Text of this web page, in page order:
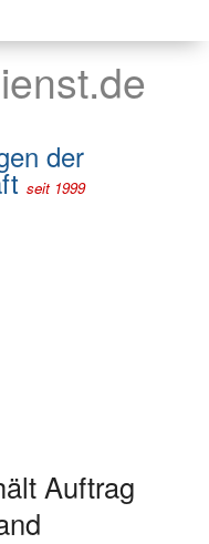
der
seit 1999
Auftrag